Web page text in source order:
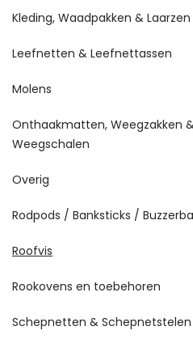
Kleding, Waadpakken & Laarzen
Leefnetten & Leefnettassen
Molens
Onthaakmatten, Weegzakken
Weegschalen
Overig
Rodpods / Banksticks /
Roofvis
Rookovens en toebehoren
Schepnetten & Schepnetstelen